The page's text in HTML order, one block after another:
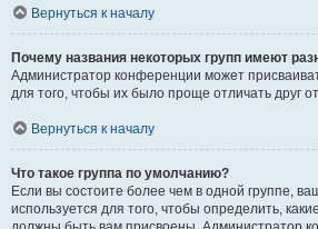
Вернуться к началу
Почему названия некоторых групп имеют
Администратор конференции может
для того, чтобы их было проще отличать друг
Вернуться к началу
Что такое группа по умолчанию?
Если вы состоите более чем в одной группе,
используется для того, чтобы определить,